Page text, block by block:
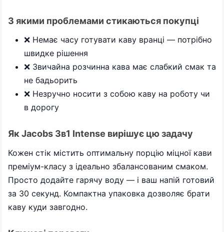
З якими проблемами стикаються покупці
❌ Немає часу готувати каву вранці — потрібно
швидке рішення
❌ Звичайна розчинна кава має слабкий смак та
не бадьорить
❌ Незручно носити з собою каву на роботу чи
в дорогу
Як Jacobs 3в1 Intense вирішує цю задачу
Кожен стік містить оптимальну порцію міцної кави
преміум-класу з ідеально збалансованим смаком.
Просто додайте гарячу воду — і ваш напій готовий
за 30 секунд. Компактна упаковка дозволяє брати
каву куди завгодно.